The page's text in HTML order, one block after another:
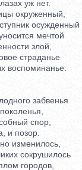
уж нет.
окруженный,
осужденный
мечтой
злой,
страданье
воспоминанье.
забвенья
спор,
и позор.
изменилось,
сокрушилось
городов,